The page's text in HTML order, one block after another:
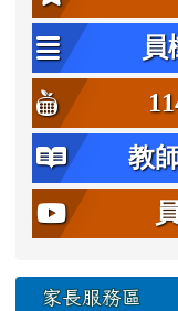
員
教
家長服務區